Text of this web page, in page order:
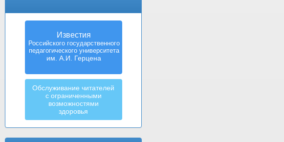
Известия
Российского государственного
педагогического университета
им. А.И. Герцена
Izvestia:
Herzen University
Journal of
Humanities & Sciences
Обслуживание читателей
с ограниченными
возможностями
здоровья